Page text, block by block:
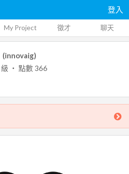
登入
My Project 徵才 聊天
(innovaig)
級 ‧ 點數 366